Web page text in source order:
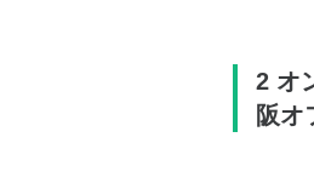
2 オ
阪オ